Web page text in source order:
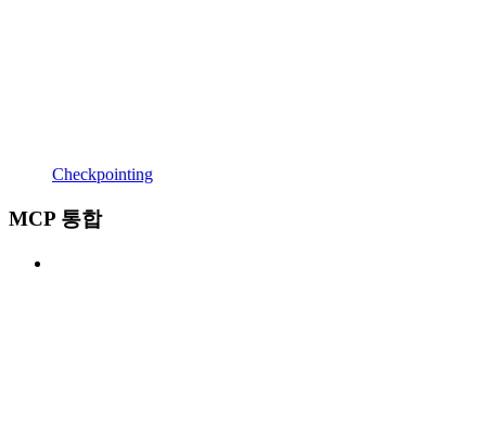
Checkpointing
MCP 통합